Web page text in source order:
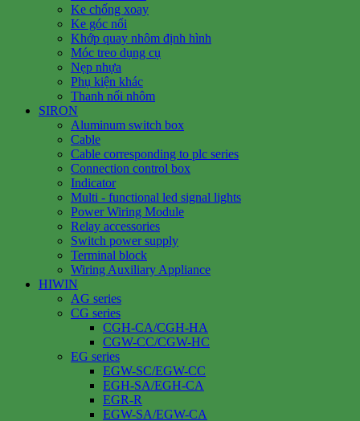
Ke chống xoay
Ke góc nổi
Khớp quay nhôm định hình
Móc treo dụng cụ
Nẹp nhựa
Phụ kiện khác
Thanh nối nhôm
SIRON
Aluminum switch box
Cable
Cable corresponding to plc series
Connection control box
Indicator
Multi - functional led signal lights
Power Wiring Module
Relay accessories
Switch power supply
Terminal block
Wiring Auxiliary Appliance
HIWIN
AG series
CG series
CGH-CA/CGH-HA
CGW-CC/CGW-HC
EG series
EGW-SC/EGW-CC
EGH-SA/EGH-CA
EGR-R
EGW-SA/EGW-CA